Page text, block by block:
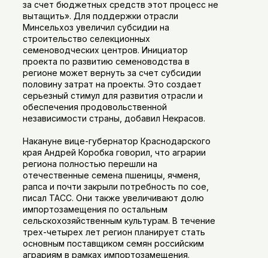
за счет бюджетных средств этот процесс не
вытащить». Для поддержки отрасли
Минсельхоз увеличил субсидии на
строительство селекционных
семеноводческих центров. Инициатор
проекта по развитию семеноводства в
регионе может вернуть за счет субсидии
половину затрат на проекты. Это создает
серьезный стимул для развития отрасли и
обеспечения продовольственной
независимости страны, добавил Некрасов.
Накануне вице-губернатор Краснодарского
края Андрей Коробка говорил, что аграрии
региона полностью перешли на
отечественные семена пшеницы, ячменя,
рапса и почти закрыли потребность по сое,
писал ТАСС. Они также увеличивают долю
импортозамещения по остальным
сельскохозяйственным культурам. В течение
трех-четырех лет регион планирует стать
основным поставщиком семян российским
аграриям в рамках импортозамещения.